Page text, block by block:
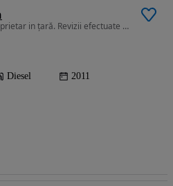
2400 cm3 • 200 CP • Primul proprietar in țară. Revizii efectuate întotdeauna la timp.
Diesel 2011